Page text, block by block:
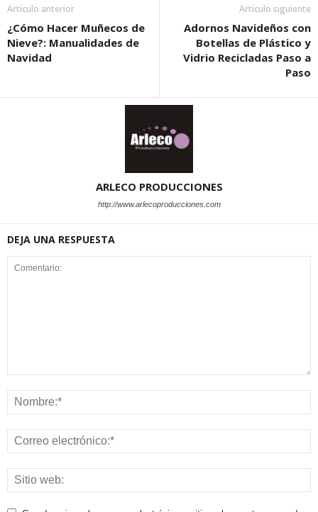
Artículo anterior
¿Cómo Hacer Muñecos de
Nieve?: Manualidades de
Navidad
Artículo siguiente
Adornos Navideños con
Botellas de Plástico y
Vidrio Recicladas Paso a
Paso
ARLECO PRODUCCIONES
http://www.arlecoproducciones.com
DEJA UNA RESPUESTA